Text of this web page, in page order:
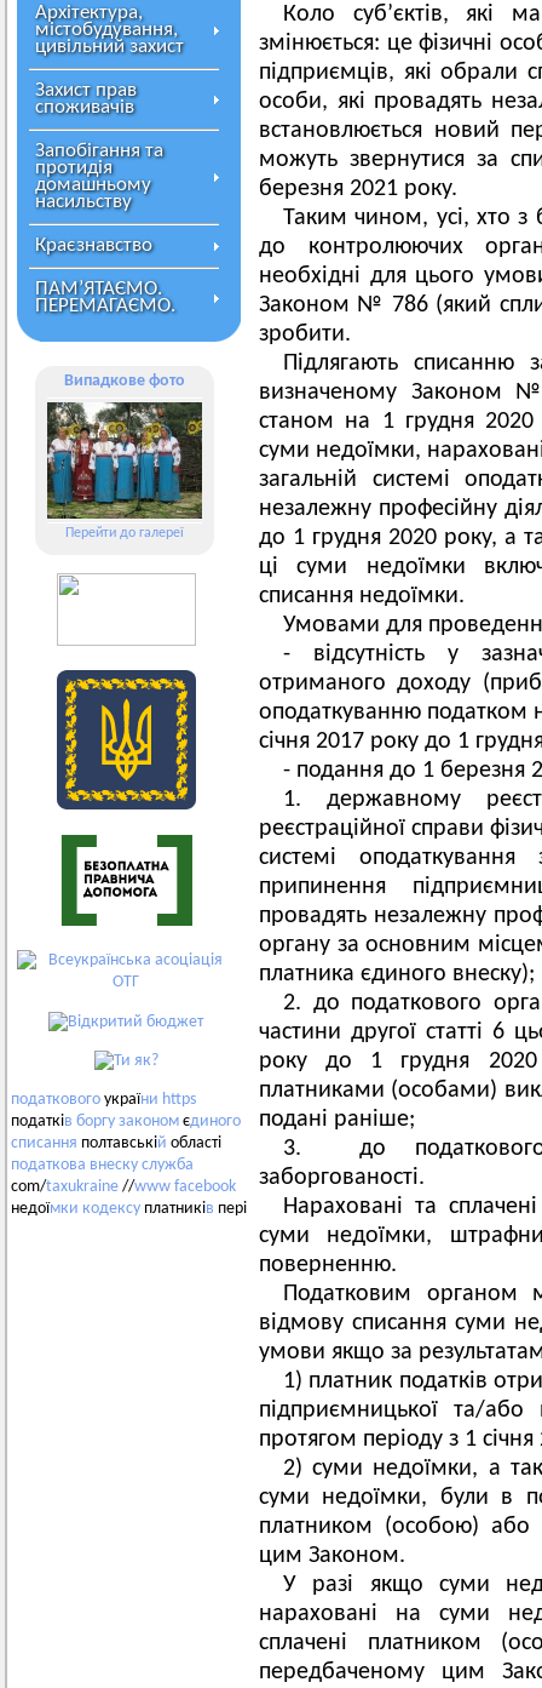
Архітектура,
містобудування,
цивільний захист
Захист прав
споживачів
Запобігання та
протидія
домашньому
насильству
Краєзнавство
ПАМ’ЯТАЄМО.
ПЕРЕМАГАЄМО.
Випадкове фото
Перейти до галереї
податкового україни https
податків боргу законом єдиного
списання полтавській області
податкова внеску служба
com/taxukraine //www facebook
недоїмки кодексу платників пері
Коло суб’єктів, які
змінюється: це фізичні
підприємців, які обрали
особи, які провадять
встановлюється новий
можуть звернутися за
березня 2021 року.
Таким чином, усі, хто з
до контролюючих
необхідні для цього
Законом № 786 (який
зробити.
Підлягають списанню
визначеному Законом
станом на 1 грудня 2020
суми недоїмки,
загальній системі
незалежну професійну
до 1 грудня 2020 року, а
ці суми недоїмки
списання недоїмки.
Умовами для
- відсутність у
отриманого доходу
оподаткуванню податком
січня 2017 року до 1
- подання до 1 березня
1. державному
реєстраційної справи
системі
припинення
провадять незалежну
органу за основним
платника єдиного внеску);
2. до податкового
частини другої статті 6
року до 1 грудня 2020
платниками (особами)
подані раніше;
3. до
заборгованості.
Нараховані та
суми недоїмки,
поверненню.
Податковим органом
відмову списання суми
умови якщо за
1) платник податків
підприємницької та/або
протягом періоду з 1
2) суми недоїмки, а
суми недоїмки, були в
платником (особою) або
цим Законом.
У разі якщо суми
нараховані на суми
сплачені платником
передбаченому цим